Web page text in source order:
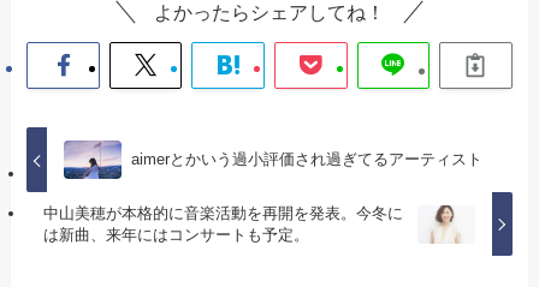
よかったらシェアしてね！
aimerとかいう過小評価され過ぎてるアーティスト
中山美穂が本格的に音楽活動を再開を発表。今冬に
は新曲、来年にはコンサートも予定。